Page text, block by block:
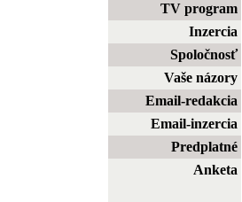
TV program
Inzercia
Spoločnosť
Vaše názory
Email-redakcia
Email-inzercia
Predplatné
Anketa